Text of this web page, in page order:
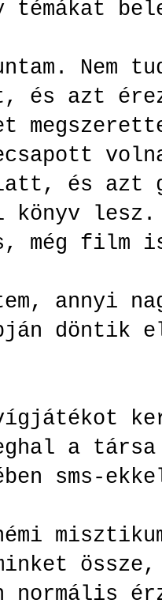
témákat
Nem
és azt
és azt
könyv
még film
annyi
döntik
a társa
sms-
normális